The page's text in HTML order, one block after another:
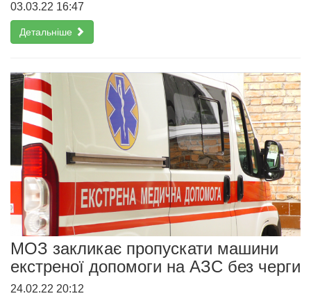
03.03.22 16:47
Детальніше
МОЗ закликає пропускати машини
екстреної допомоги на АЗС без черги
24.02.22 20:12